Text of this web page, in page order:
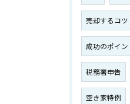
売却するコツ
成功のポイン
税務署申告
空き家特例